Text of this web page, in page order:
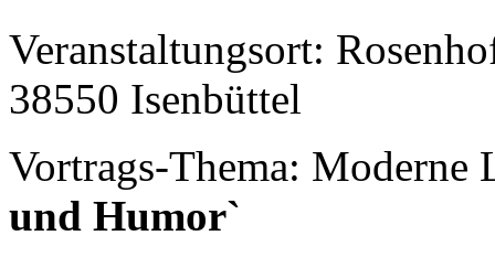
Veranstaltungsort:
38550 Isenbüttel
Vortrags-Thema: Moderne
und Humor`